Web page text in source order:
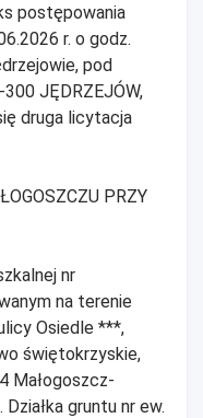
postępowania
r. o godz.
pod
JĘDRZEJÓW,
druga licytacja
PRZY
nr
na terenie
Osiedle ***,
świętokrzyskie,
Małogoszcz-
gruntu nr ew.